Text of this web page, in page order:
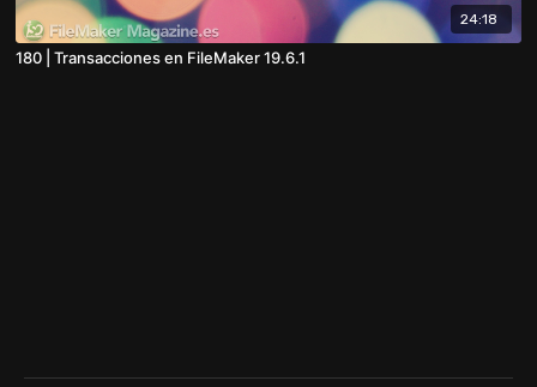
24:18
180 | Transacciones en FileMaker 19.6.1